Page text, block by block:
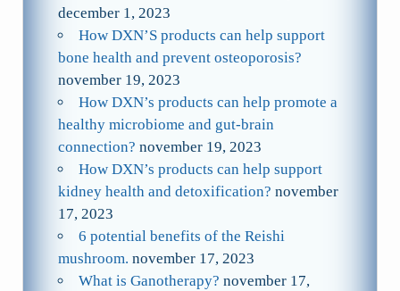
december 1, 2023
How DXN’S products can help support
bone health and prevent osteoporosis?
november 19, 2023
How DXN’s products can help promote a
healthy microbiome and gut-brain
connection? november 19, 2023
How DXN’s products can help support
kidney health and detoxification? november
17, 2023
6 potential benefits of the Reishi
mushroom. november 17, 2023
What is Ganotherapy? november 17,